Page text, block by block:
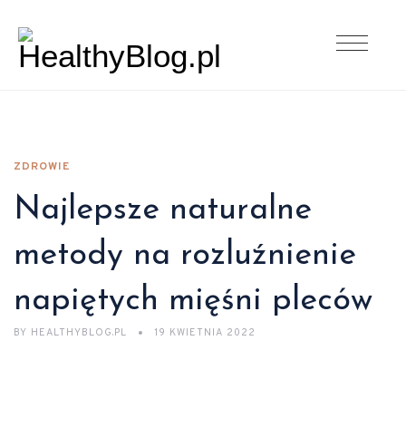
ZDROWIE
Najlepsze naturalne
metody na rozluźnienie
napiętych mięśni pleców
BY HEALTHYBLOG.PL 19 KWIETNIA 2022